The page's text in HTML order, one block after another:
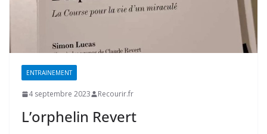
ENTRAINEMENT
4 septembre 2023 Recourir.fr
L’orphelin Revert